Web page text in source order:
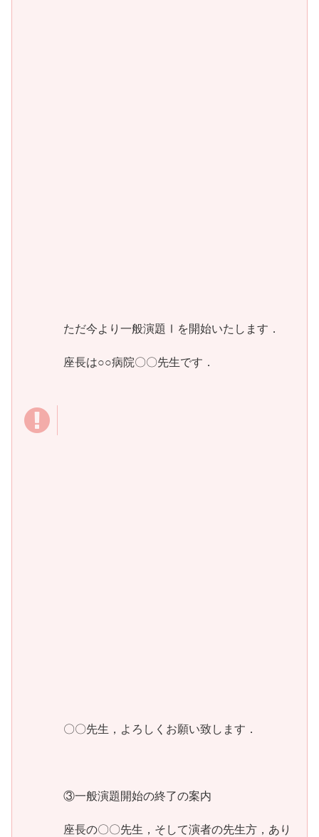
ただ今より一般演題Ⅰを開始いたします．
座長は○○病院〇〇先生です．
〇〇先生，よろしくお願い致します．
③一般演題開始の終了の案内
座長の〇〇先生，そして演者の先生方，あり